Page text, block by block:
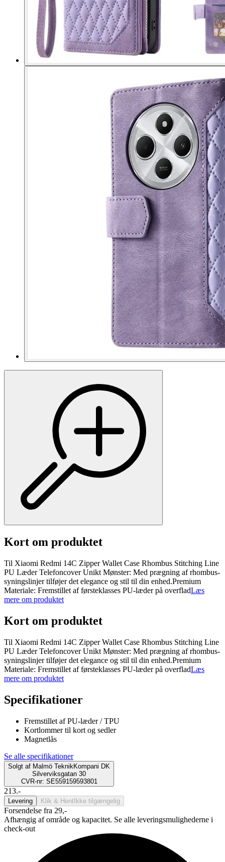
Kort om produktet
Til Xiaomi Redmi 14C Zipper Wallet Case Rhombus Stitching Line
PU Læder Telefoncover Unikt Mønster: Med prægning af rhombus-
syningslinjer tilføjer det elegance og stil til din enhed.Premium
Materiale: Fremstillet af førsteklasses PU-læder på overfladLæs
mere om produktet
Kort om produktet
Til Xiaomi Redmi 14C Zipper Wallet Case Rhombus Stitching Line
PU Læder Telefoncover Unikt Mønster: Med prægning af rhombus-
syningslinjer tilføjer det elegance og stil til din enhed.Premium
Materiale: Fremstillet af førsteklasses PU-læder på overfladLæs
mere om produktet
Specifikationer
Fremstillet af PU-læder / TPU
Kortlommer til kort og sedler
Magnetlås
Se alle specifikationer
Solgt af Malmö TeknikKompani DK
Silverviksgatan 30
CVR-nr: SE559159593801
213.-
Levering Klik & Hent Ikke tilgængelig
Forsendelse fra 29,-
Afhængig af område og kapacitet. Se alle leveringsmulighederne i
check-out